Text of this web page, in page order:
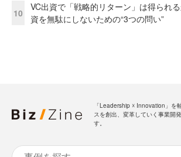
10
VC出資で「戦略的リターン」は得られ
資を無駄にしないための“3つの問い”
「Leadership ☓ Innovation」を
スを創出、変革していく事業開
す。